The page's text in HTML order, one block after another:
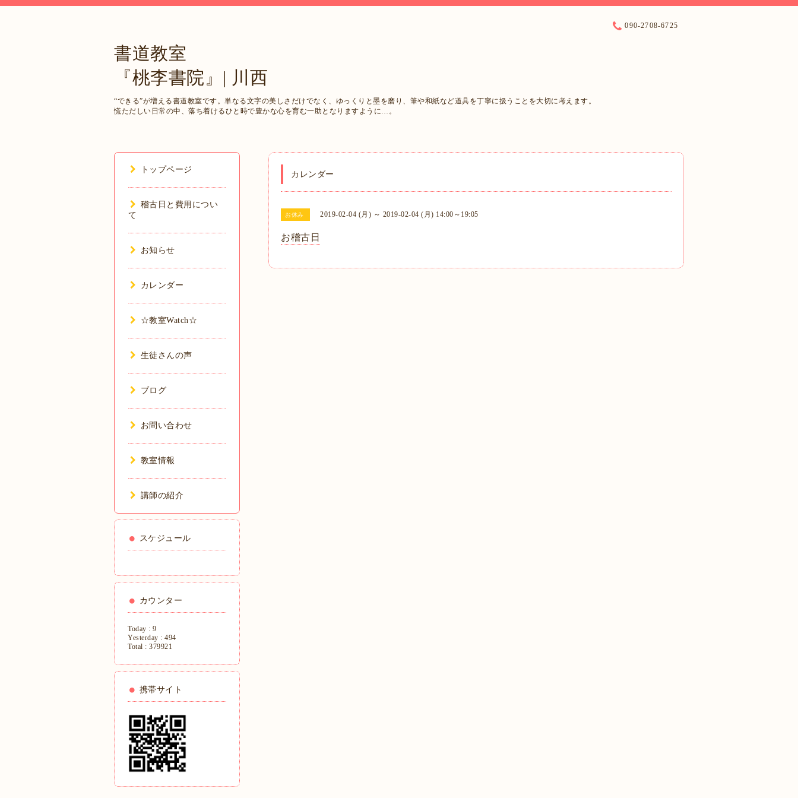
書道教室
『桃李書院』| 川西
“できる”が増える書道教室です。単なる文字の美しさだけでなく、ゆっくりと墨を磨り、筆や和紙など道具を丁寧に扱うことを大切に考えます。
慌ただしい日常の中、落ち着けるひと時で豊かな心を育む一助となりますように…。
090-2708-6725
カレンダー
お休み 2019-02-04 (月) ～ 2019-02-04 (月) 14:00～19:05
お稽古日
トップページ
稽古日と費用につい
て
お知らせ
カレンダー
☆教室Watch☆
生徒さんの声
ブログ
お問い合わせ
教室情報
講師の紹介
スケジュール
カウンター
Today : 9
Yesterday : 494
Total : 379921
携帯サイト